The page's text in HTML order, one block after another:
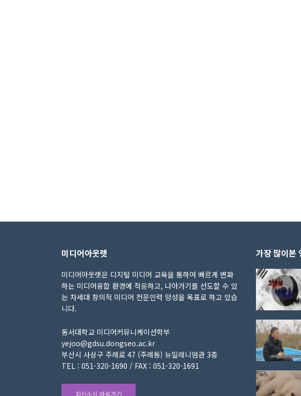
미디어아웃렛
미디어아웃렛은 디지털 미디어 교육을 통하여 빠르게 변화
하는 미디어융합 환경에 적응하고, 나아가기를 선도할 수 있
는 차세대 창의적 미디어 전문인력 양성을 목표로 하고 있습
니다.
동서대학교 미디어커뮤니케이션학부
yejoo@gdsu.dongseo.ac.kr
부산시 사상구 주례로 47 (주례동) 뉴밀레니엄관 3층
TEL : 051-320-1690 / FAX : 051-320-1691
최신소식 바로가기
가장 많이본